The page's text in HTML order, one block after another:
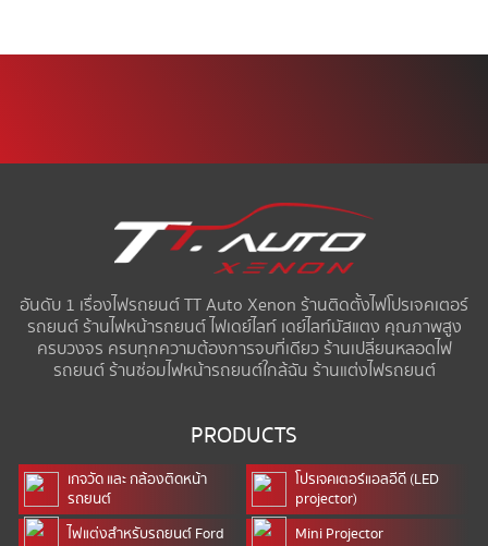
อันดับ 1 เรื่องไฟรถยนต์ TT Auto Xenon ร้านติดตั้งไฟโปรเจคเตอร์
รถยนต์ ร้านไฟหน้ารถยนต์ ไฟเดย์ไลท์ เดย์ไลท์มัสแตง คุณภาพสูง
ครบวงจร ครบทุกความต้องการจบที่เดียว ร้านเปลี่ยนหลอดไฟ
รถยนต์ ร้านซ่อมไฟหน้ารถยนต์ใกล้ฉัน ร้านแต่งไฟรถยนต์
PRODUCTS
เกจวัด และ กล้องติดหน้า
รถยนต์
โปรเจคเตอร์แอลอีดี (LED
projector)
ไฟแต่งสำหรับรถยนต์ Ford
Mini Projector